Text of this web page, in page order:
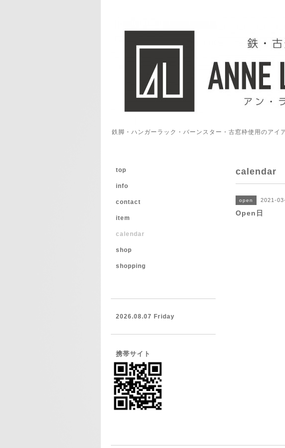
鉄脚・ハンガーラック・バーンスター・古窓枠使用の
calendar
open 2021-
Open日
top
info
contact
item
calendar
shop
shopping
2026.08.07 Friday
携帯サイト